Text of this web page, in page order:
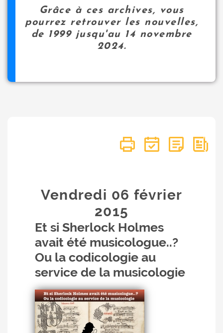
Grâce à ces archives, vous
pourrez retrouver les nouvelles,
de 1999 jusqu'au 14 novembre
2024.
Vendredi 06février
2015
Et si Sherlock Holmes
avait été musicologue..?
Ou la codicologie au
service de la musicologie